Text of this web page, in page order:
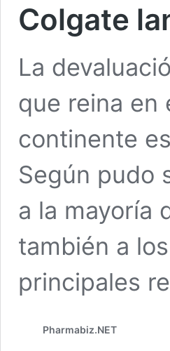
Colgate
La
que reina en
continente
Según pudo
a la mayoría
también a
principales
Pharmabiz.NET